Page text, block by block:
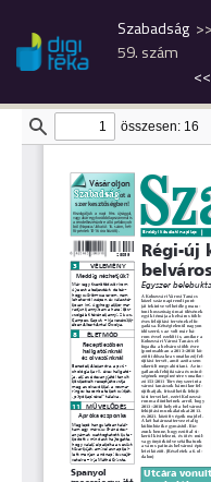
Szabadság
59. szám
<<